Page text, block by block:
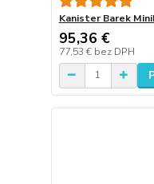
Kanister Barek
95,36 €
77,53 € bez DPH